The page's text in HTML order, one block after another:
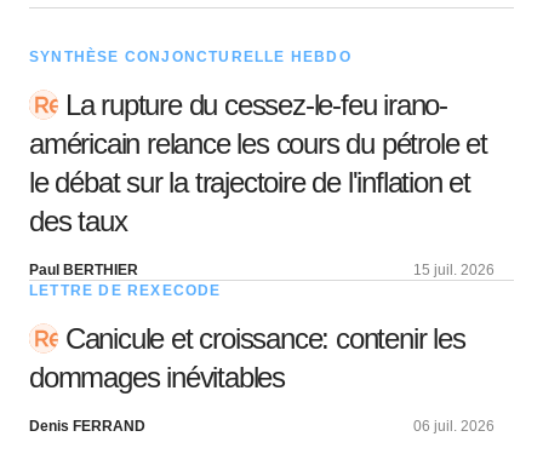
SYNTHÈSE CONJONCTURELLE HEBDO
La rupture du cessez-le-feu irano-
américain relance les cours du pétrole et
le débat sur la trajectoire de l'inflation et
des taux
Paul BERTHIER
15 juil. 2026
LETTRE DE REXECODE
Canicule et croissance: contenir les
dommages inévitables
Denis FERRAND 06 juil. 2026